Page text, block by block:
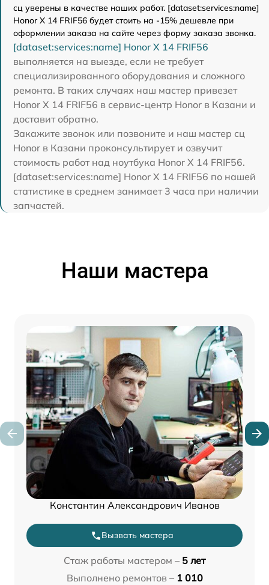
сц уверены в качестве наших работ. [dataset:services:name]
Honor X 14 FRIF56 будет стоить на -15% дешевле при
оформлении заказа на сайте через форму заказа звонка.
[dataset:services:name] Honor X 14 FRIF56
выполняется на выезде, если не требует
специализированного оборудования и сложного
ремонта. В таких случаях наш мастер привезет
Honor X 14 FRIF56 в сервис-центр Honor в Казани и
доставит обратно.
Закажите звонок или позвоните и наш мастер сц
Honor в Казани проконсультирует и озвучит
стоимость работ над ноутбука Honor X 14 FRIF56.
[dataset:services:name] Honor X 14 FRIF56 по нашей
статистике в среднем занимает 3 часа при наличии
запчастей.
Наши мастера
Константин Александрович Иванов
Вызвать мастера
Стаж работы мастером – 5 лет
Выполнено ремонтов – 1 010